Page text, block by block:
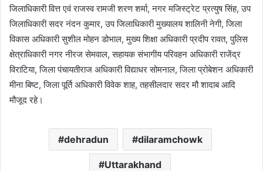
जिलाधिकारी वित्त एवं राजस्व रामजी शरण शर्मा, नगर मजिस्ट्रेट प्रत्युष सिंह, उप
जिलाधिकारी सदर नंदन कुमार, उप जिलाधिकारी मुख्यालय शालिनी नेगी, जिला
विकास अधिकारी सुशील मोहन डोभाल, मुख्य शिक्षा अधिकारी प्रदीप रावत, पुलिस
क्षेत्राधिकारी नगर नीरज सेमवाल, सहायक संभागीय परिवहन अधिकारी राजेंद्र
विराटिया, जिला पंचायतीराज अधिकारी विद्याधर सोमनाल, जिला प्रोबेशन अधिकारी
मीना बिष्ट, जिला पूर्ति अधिकारी विवेक शाह, तहसीलदार सदर मौ शादाब आदि
मौजूद रहे।
dehradun dilaramchowk
Uttarakhand